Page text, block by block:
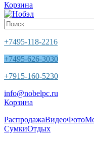
Корзина
+7495-118-2216
+7495-626-3030
+7915-160-5230
info@nobelpc.ru
Корзина
РаспродажаВидеоФото
СумкиОтдых